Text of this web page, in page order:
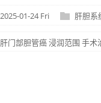
2025-01-24 Fri 肝胆系
肝门部胆管癌浸润范围 手术